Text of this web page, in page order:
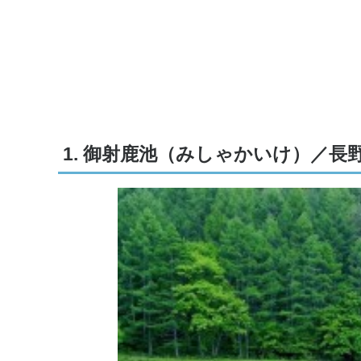
1. 御射鹿池（みしゃかいけ）／長